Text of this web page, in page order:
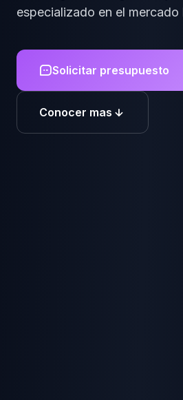
especializado en el mercado
Solicitar presupuesto
Conocer mas